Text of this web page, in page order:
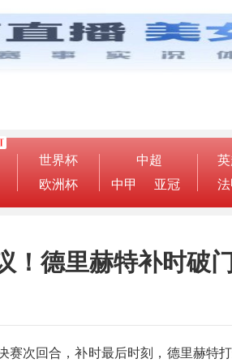
世界杯
欧洲杯
中超
中甲
亚冠
英
法
！德里赫特补时破
赛次回合，补时最后时刻，德里赫特